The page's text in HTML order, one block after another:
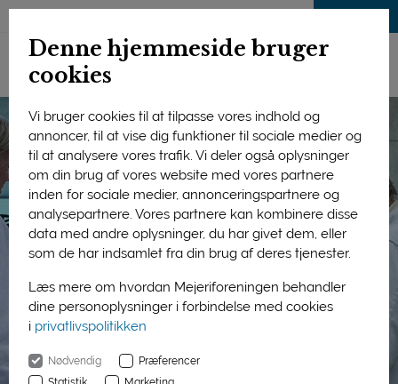
Denne hjemmeside bruger
cookies
Vi bruger cookies til at tilpasse vores indhold og
annoncer, til at vise dig funktioner til sociale medier og
til at analysere vores trafik. Vi deler også oplysninger
om din brug af vores website med vores partnere
inden for sociale medier, annonceringspartnere og
analysepartnere. Vores partnere kan kombinere disse
data med andre oplysninger, du har givet dem, eller
som de har indsamlet fra din brug af deres tjenester.
Læs mere om hvordan Mejeriforeningen behandler
dine personoplysninger i forbindelse med cookies
i privatlivspolitikken
Nødvendig
Præferencer